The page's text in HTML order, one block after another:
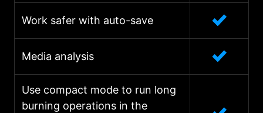
Work safer with auto-save
Media analysis
Use compact mode to run long
burning operations in the